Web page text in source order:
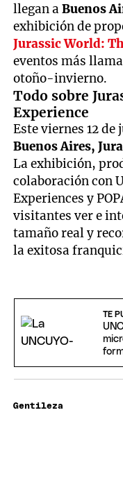
llegan a Buenos
exhibición de
Jurassic World:
eventos más
otoño-invierno.
Todo sobre
Experience
Este viernes 12
Buenos Aires,
La exhibición,
colaboración con
Experiences y
visitantes ver e
tamaño real y
la exitosa
TE
Gentileza